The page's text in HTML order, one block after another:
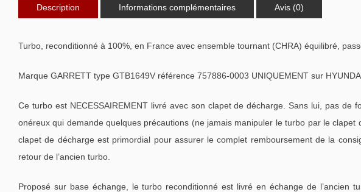
Description Informations complémentaires Avis (0)
Turbo, reconditionné à 100%, en France avec ensemble tournant (CHRA) équilibré,
Marque GARRETT type GTB1649V référence 757886-0003 UNIQUEMENT sur
Ce turbo est NECESSAIREMENT livré avec son clapet de décharge. Sans lui, pas
onéreux qui demande quelques précautions (ne jamais manipuler le turbo par le
clapet de décharge est primordial pour assurer le complet remboursement de la
retour de l’ancien turbo.
Proposé sur base échange, le turbo reconditionné est livré en échange de l’ancien